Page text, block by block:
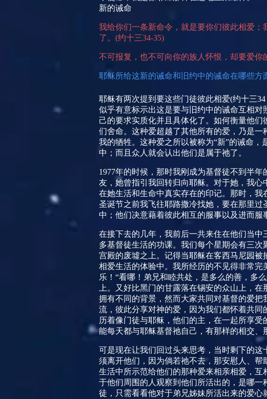
新的诫命
我给你们一条新命令，就是要你们彼此相爱
了。 (约十三34-35)
不可报复，也不可向你的族人怀恨，却要爱你
耶稣所给这新的诫命和旧约中的诫命在哪些方
耶稣有两次提到要这些门徒彼此相爱(约十三34
似乎有意标示出这是要与旧约中的诫命互相
己的要求实质化并且具体化了。如何衡量他
们舍命。这种爱超越了其他所有的爱，乃是
我的牺牲。这种爱之所以被称为“新”的诫命
中；而且众人就会认出他们是属于祂了。
1977年的时候，那时我刚成为基督徒不到半
友，她曾指引我回转归向耶稣。对于她，我
在她生活和生命中真实存在的印记。那时，我
圣诞节之前我飞往耶路撒冷找她，要在那里
中；他们决意藉着彼此相互的服事以及进而服
在接下去的几年，我前后一共来住在他们当
多基督徒生活的功课。我们每个星期会有三
宫殿的废墟之上。记得当耶稣在客西马尼园
相爱生活的体验中。我所经历的不见得非常
乐！“看哪！弟兄和睦共处，是多么的善，多
上。又好比黑门的甘露落在锡安的众山上，
拥有不同的背景，然而大家共同对基督的爱
流，彼此分享对神的爱，因为我们都怀着共
历着像门徒与耶稣，他们的主，在一起所享
能每天都与耶稣基督祂自己，有那样的相交、
可是现在让我们回过头来思考，当时剩下的
须离开他们，因为倘若祂不去，那安慰人、
生活中所示范给他们的那种爱来相亲相爱，
于他们周围的人观察到他们所活出的，是哪
徒，只需看看他对于弟兄姊妹所活出来的爱